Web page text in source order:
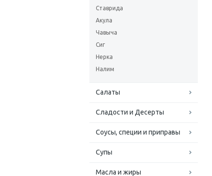
Ставрида
Акула
Чавыча
Сиг
Нерка
Налим
Салаты
Сладости и Десерты
Соусы, специи и приправы
Супы
Масла и жиры